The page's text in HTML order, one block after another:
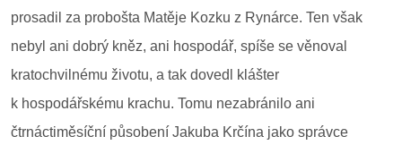
prosadil za probošta Matěje Kozku z Rynárce. Ten však
nebyl ani dobrý kněz, ani hospodář, spíše se věnoval
kratochvilnému životu, a tak dovedl klášter
k hospodářskému krachu. Tomu nezabránilo ani
čtrnáctiměsíční působení Jakuba Krčína jako správce